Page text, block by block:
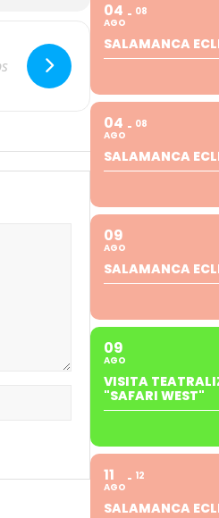
04
AGO
08
SALAMANCA
04
AGO
08
SALAMANCA
09
AGO
SALAMANCA
09
AGO
VISITA
"SAFARI WEST"
11
AGO
12
SALAMANCA